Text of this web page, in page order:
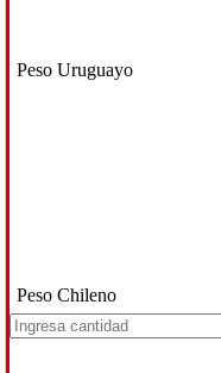
Peso Uruguayo
Peso Chileno